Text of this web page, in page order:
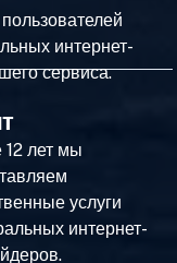
интернет-
сервиса.
12 лет мы
услуги
интернет-